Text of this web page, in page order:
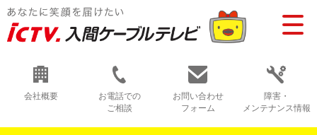
会社概要
お電話での
ご相談
お問い合わせ
フォーム
障害・
メンテナンス情報